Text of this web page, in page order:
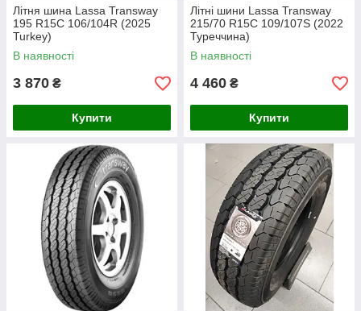
Літня шина Lassa Transway
195 R15C 106/104R (2025
Turkey)
В наявності
3 870 ₴
Купити
Літні шини Lassa Transway
215/70 R15C 109/107S (2022
Туреччина)
В наявності
4 460 ₴
Купити